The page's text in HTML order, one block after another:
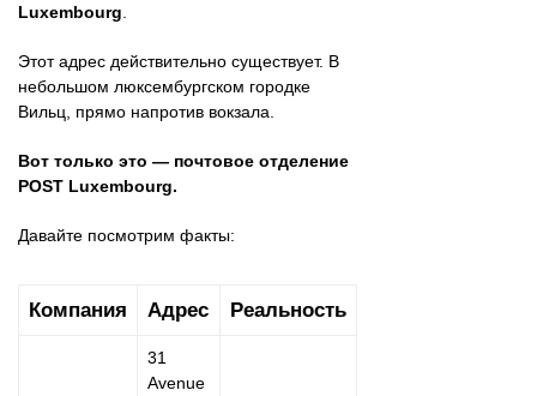
Luxembourg
Этот адрес действительно существует. В
небольшом люксембургском городке
Вильц, прямо напротив вокзала.
Вот только это — почтовое отделение
POST Luxembourg.
Давайте посмотрим факты:
Компания Адрес Реальность
31
Avenue